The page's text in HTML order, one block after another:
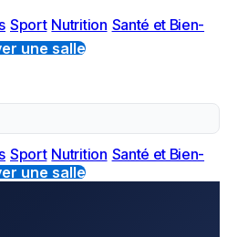
Sport Nutrition Santé et Bien-
une salle
Sport Nutrition Santé et Bien-
une salle